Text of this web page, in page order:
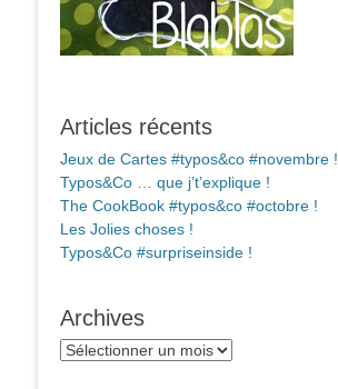
Articles récents
Jeux de Cartes #typos&co #novembre !
Typos&Co … que j’t’explique !
The CookBook #typos&co #octobre !
Les Jolies choses !
Typos&Co #surpriseinside !
Archives
Archives